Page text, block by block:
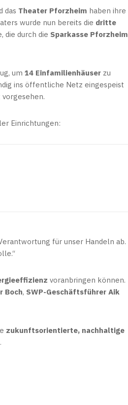
das Theater Pforzheim haben ihre
wurde nun bereits die dritte
die durch die Sparkasse Pforzheim
um 14 Einfamilienhäuser zu
ins öffentliche Netz eingespeist
vorgesehen.
Einrichtungen:
für unser Handeln ab.
voranbringen können.
Boch, SWP-Geschäftsführer Aik
zukunftsorientierte, nachhaltige